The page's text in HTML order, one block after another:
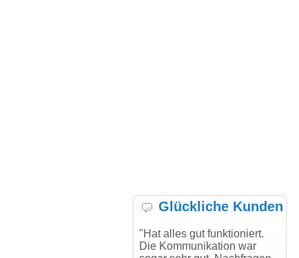
Glückliche Kunden
"Hat alles gut funktioniert.
Die Kommunikation war